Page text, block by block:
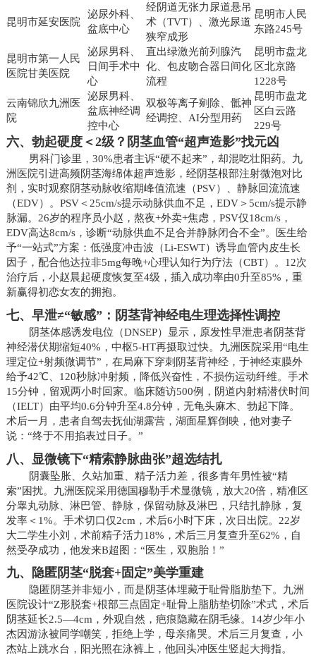
昆明市延安医院
泌尿外科、
盆底中心
经阴道无张力尿道悬吊
术（TVT）、激光尿道
狭窄成形
昆明市人民
东路245号
昆明市第一人民
医院甘美医院
泌尿男科、
日间手术中
心
直出绿激光前列腺汽
化、包皮吻合器日间化
流程
昆明市盘龙
区北京路
1228号
云南锦欣九洲医
院
泌尿男科、
盆底神经调
控中心
双极等离子剜除、骶神
经调控、AI分型用药
昆明市盘龙
区白云路
229号
六、勃起硬度＜2级？阴茎血管“超声造影”找元凶
男科门诊里，30%患者主诉“硬不起来”，却混吃壮阳药。九
洲医院引进高频阴茎海绵体超声造影，经阴茎根部注射微泡对比
剂，实时观察阴茎动脉收缩期峰值流速（PSV）、静脉回流流速
（EDV）。PSV＜25cm/s提示动脉供血不足，EDV＞5cm/s提示静
脉漏。26岁的程序员小赵，熬夜+外卖+焦虑，PSV仅18cm/s，
EDV高达8cm/s，诊断“动脉供血不足合并静脉闭合不全”。医生给
予“一站式”方案：低强度冲击波（Li-ESWT）诱导血管内皮生长
因子，配合他达拉非5mg每晚+心理认知行为疗法（CBT）。12次
治疗后，小赵晨起硬度恢复至4级，插入成功率由0升至85%，重
新赢得初恋女友的拥抱。
七、早泄≠“敏感”：阴茎背神经电生理选择性调控
阴茎体感诱发电位（DNSEP）显示，原发性早泄患者阴茎背
神经潜伏期缩短40%，中枢5-HT再摄取过快。九洲医院采用“电生
理定位+射频微调节”，在局麻下穿刺阴茎背神经，于神经束膜外
给予42℃、120秒脉冲射频，降低兴奋性，不损伤运动纤维。手术
15分钟，留观两小时回家。临床随访500例，阴道内射精潜伏时间
（IELT）由平均0.6分钟升至4.8分钟，无龟头麻木、勃起下降。
术后一月，患者自驾去抚仙湖露营，湖面星辉倒映，他对妻子
说：“终于不用掐表过日子。”
八、显微镜下“精索静脉曲张”超选结扎
阴囊坠胀、久站加重、精子活力差，很多青年男性被“精
索”困扰。九洲医院采用德国穆勒手术显微镜，放大20倍，精准区
分睾丸动脉、淋巴管、静脉，保留动脉及淋巴，只结扎静脉，复
发率＜1%。手术切口仅2cm，术后6小时下床，次日出院。22岁
大二学生小刘，术前精子活力18%，术后三月复查升至62%，自
然受孕成功，他发来B超图：“医生，双胞胎！”
九、隐匿阴茎“脱套+固定”美学重建
隐匿阴茎并非短小，而是阴茎体埋藏于耻骨脂肪垫下。九洲
医院设计“Z形脱套+根部三点固定+耻骨上脂肪垫切除”术式，术后
阴茎延长2.5—4cm，外观自然，疤痕隐藏在阴毛缘。14岁少年小
杰因游泳被同学嘲笑，拒绝上学，母亲痛哭。术后三月复查，小
杰站上跳水台，阳光照在泳裤上，他回头冲医生竖起大拇指。